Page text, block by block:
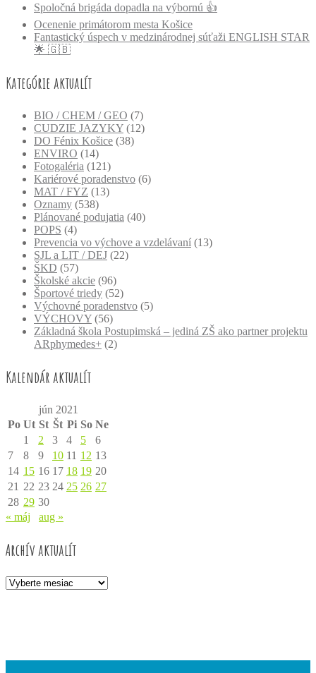
Spoločná brigáda dopadla na výbornú 👍
Ocenenie primátorom mesta Košice
Fantastický úspech v medzinárodnej súťaži ENGLISH STAR
🌟 🇬🇧
Kategórie aktualít
BIO / CHEM / GEO (7)
CUDZIE JAZYKY (12)
DO Fénix Košice (38)
ENVIRO (14)
Fotogaléria (121)
Kariérové poradenstvo (6)
MAT / FYZ (13)
Oznamy (538)
Plánované podujatia (40)
POPS (4)
Prevencia vo výchove a vzdelávaní (13)
SJL a LIT / DEJ (22)
ŠKD (57)
Školské akcie (96)
Športové triedy (52)
Výchovné poradenstvo (5)
VÝCHOVY (56)
Základná škola Postupimská – jediná ZŠ ako partner projektu
ARphymedes+ (2)
Kalendár aktualít
jún 2021
Po Ut St Št Pi So Ne
1
2 3 4 5
6
7
8 9 10 11 12 13
14 15 16 17 18 19 20
21 22 23 24 25 26 27
28 29 30
« máj
aug »
Archív aktualít
Archív